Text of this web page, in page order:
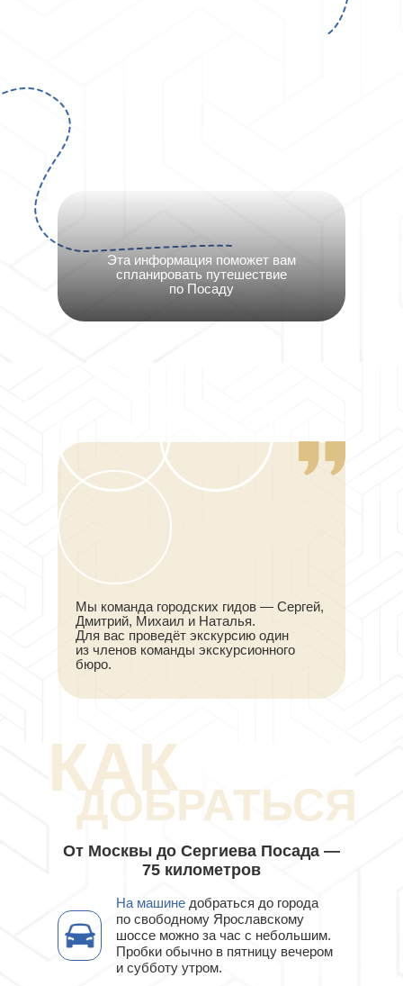
Эта информация поможет вам
спланировать путешествие
по Посаду
Мы команда городских гидов — Сергей,
Дмитрий, Михаил и Наталья.
Для вас проведёт экскурсию один
из членов команды экскурсионного
бюро.
ДОБРАТЬСЯ
КАК
От Москвы до Сергиева Посада —
75 километров
На машине добраться до города
по свободному Ярославскому
шоссе можно за час с небольшим.
Пробки обычно в пятницу вечером
и субботу утром.